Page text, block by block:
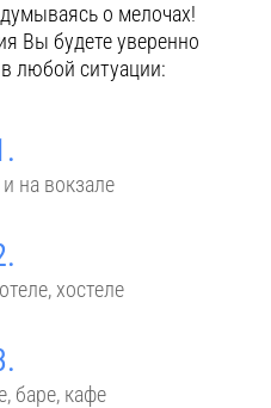
о мелочах!
Вы будете уверенно
любой ситуации:
на вокзале
хостеле
баре, кафе